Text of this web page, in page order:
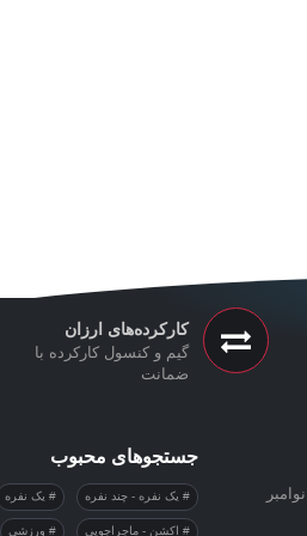
کارکرده‌های ارزان
گیم و کنسول کارکرده با
ضمانت
جستجوهای محبوب
یک نفره - چند نفره یک نفره
اکشن - ماجراجویی ورزشی